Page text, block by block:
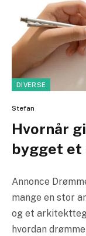
DIVERSE
Stefan
Hvornår
bygget
Annonce
mange en stor
og et
hvordan